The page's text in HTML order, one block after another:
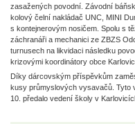
zasažených povodní. Závodní
kolový čelní nakládač UNC, MINI
s kontejnerovým nosičem. Spolu s
záchranáři a mechanici ze ZBZS
turnusech na likvidaci následku
krizovými koordinátory obce
Díky dárcovským příspěvkům
kusy průmyslových vysavačů. Tyto
10. předalo vedení školy v